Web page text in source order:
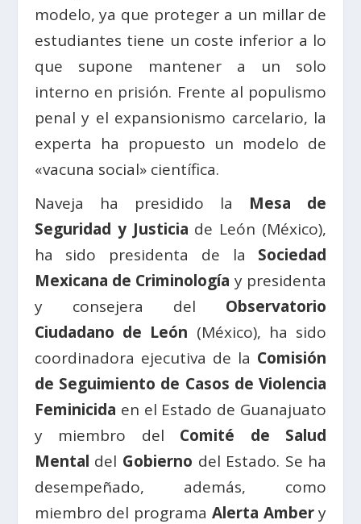
modelo, ya que proteger a un millar de
estudiantes tiene un coste inferior a lo
que supone mantener a un solo
interno en prisión. Frente al populismo
penal y el expansionismo carcelario, la
experta ha propuesto un modelo de
«vacuna social» científica.
Naveja ha presidido la Mesa de
Seguridad y Justicia de León (México),
ha sido presidenta de la Sociedad
Mexicana de Criminología y presidenta
y consejera del Observatorio
Ciudadano de León (México), ha sido
coordinadora ejecutiva de la Comisión
de Seguimiento de Casos de Violencia
Feminicida en el Estado de Guanajuato
y miembro del Comité de Salud
Mental del Gobierno del Estado. Se ha
desempeñado, además, como
miembro del programa Alerta Ambery